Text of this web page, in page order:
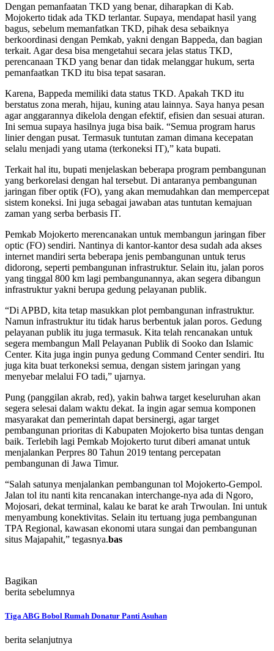
Dengan pemanfaatan TKD yang benar, diharapkan di Kab.
Mojokerto tidak ada TKD terlantar. Supaya, mendapat hasil yang
bagus, sebelum memanfatkan TKD, pihak desa sebaiknya
berkoordinasi dengan Pemkab, yakni dengan Bappeda, dan bagian
terkait. Agar desa bisa mengetahui secara jelas status TKD,
perencanaan TKD yang benar dan tidak melanggar hukum, serta
pemanfaatkan TKD itu bisa tepat sasaran.
Karena, Bappeda memiliki data status TKD. Apakah TKD itu
berstatus zona merah, hijau, kuning atau lainnya. Saya hanya pesan
agar anggarannya dikelola dengan efektif, efisien dan sesuai aturan.
Ini semua supaya hasilnya juga bisa baik. “Semua program harus
linier dengan pusat. Termasuk tuntutan zaman dimana kecepatan
selalu menjadi yang utama (terkoneksi IT),” kata bupati.
Terkait hal itu, bupati menjelaskan beberapa program pembangunan
yang berkorelasi dengan hal tersebut. Di antaranya pembangunan
jaringan fiber optik (FO), yang akan memudahkan dan mempercepat
sistem koneksi. Ini juga sebagai jawaban atas tuntutan kemajuan
zaman yang serba berbasis IT.
Pemkab Mojokerto merencanakan untuk membangun jaringan fiber
optic (FO) sendiri. Nantinya di kantor-kantor desa sudah ada akses
internet mandiri serta beberapa jenis pembangunan untuk terus
didorong, seperti pembangunan infrastruktur. Selain itu, jalan poros
yang tinggal 800 km lagi pembangunannya, akan segera dibangun
infrastruktur yakni berupa gedung pelayanan publik.
“Di APBD, kita tetap masukkan plot pembangunan infrastruktur.
Namun infrastruktur itu tidak harus berbentuk jalan poros. Gedung
pelayanan publik itu juga termasuk. Kita telah rencanakan untuk
segera membangun Mall Pelayanan Publik di Sooko dan Islamic
Center. Kita juga ingin punya gedung Command Center sendiri. Itu
juga kita buat terkoneksi semua, dengan sistem jaringan yang
menyebar melalui FO tadi,” ujarnya.
Pung (panggilan akrab, red), yakin bahwa target keseluruhan akan
segera selesai dalam waktu dekat. Ia ingin agar semua komponen
masyarakat dan pemerintah dapat bersinergi, agar target
pembangunan prioritas di Kabupaten Mojokerto bisa tuntas dengan
baik. Terlebih lagi Pemkab Mojokerto turut diberi amanat untuk
menjalankan Perpres 80 Tahun 2019 tentang percepatan
pembangunan di Jawa Timur.
“Salah satunya menjalankan pembangunan tol Mojokerto-Gempol.
Jalan tol itu nanti kita rencanakan interchange-nya ada di Ngoro,
Mojosari, dekat terminal, kalau ke barat ke arah Trwoulan. Ini untuk
menyambung konektivitas. Selain itu tertuang juga pembangunan
TPA Regional, kawasan ekonomi utara sungai dan pembangunan
situs Majapahit,” tegasnya.bas
Bagikan
berita sebelumnya
Tiga ABG Bobol Rumah Donatur Panti Asuhan
berita selanjutnya